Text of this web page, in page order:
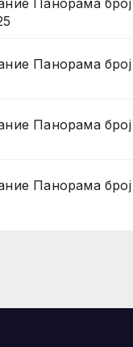
Панорама
Панорама
Панорама
Панорама